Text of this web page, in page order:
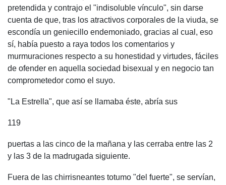
pretendida y contrajo el "indisoluble vínculo", sin darse
cuenta de que, tras los atractivos corporales de la viuda, se
escondía un geniecillo endemoniado, gracias al cual, eso
sí, había puesto a raya todos los comentarios y
murmuraciones respecto a su honestidad y virtudes, fáciles
de ofender en aquella sociedad bisexual y en negocio tan
comprometedor como el suyo.
"La Estrella", que así se llamaba éste, abría sus
119
puertas a las cinco de la mañana y las cerraba entre las 2
y las 3 de la madrugada siguiente.
Fuera de las chirrisneantes totumo "del fuerte", se servían,